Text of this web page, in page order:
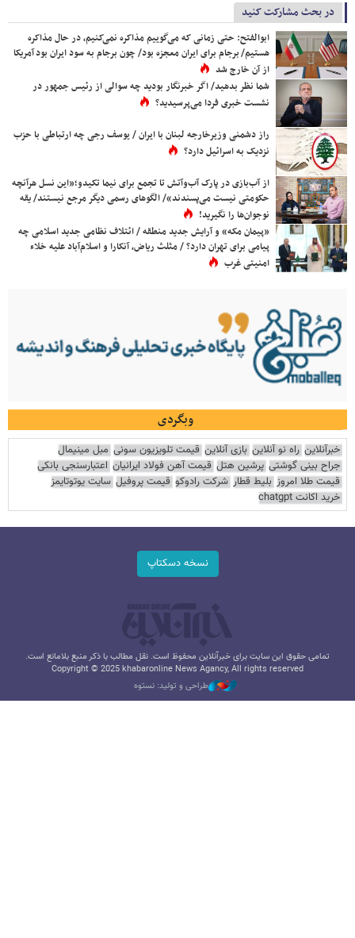
در بحث مشارکت کنید
ابوالفتح: حتی زمانی که می‌گوییم مذاکره نمی‌کنیم، در حال مذاکره
هستیم/ برجام برای ایران معجزه بود/ چون برجام به سود ایران بود آمریکا
از آن خارج شد
شما نظر بدهید/ اگر خبرنگار بودید چه سوالی از رئیس جمهور در
نشست خبری فردا می‌پرسیدید؟
راز دشمنی وزیرخارجه لبنان با ایران / یوسف رجی چه ارتباطی با حزب
نزدیک به اسرائیل دارد؟
از آب‌بازی در پارک آب‌وآتش تا تجمع برای نیما تکیدو؛«این نسل هرآنچه
حکومتی نیست می‌پسندند»/ الگوهای رسمی دیگر مرجع نیستند/ یقه
نوجوان‌ها را نگیرید!
«پیمان مکه» و آرایش جدید منطقه / ائتلاف نظامی جدید اسلامی چه
پیامی برای تهران دارد؟ / مثلث ریاض، آنکارا و اسلام‌آباد علیه خلاء
امنیتی غرب
وبگردی
خبرآنلاین راه نو آنلاین بازی آنلاین قیمت تلویزیون سونی مبل مینیمال
جراح بینی گوشتی پرشین هتل قیمت آهن فولاد ایرانیان اعتبارسنجی بانکی
قیمت طلا امروز بلیط قطار شرکت رادوکو قیمت پروفیل سایت یوتوتایمز
خرید اکانت chatgpt
نسخه دسکتاپ
تمامی حقوق این سایت برای خبرآنلاین محفوظ است. نقل مطالب با ذکر منبع بلامانع است.
Copyright © 2025 khabaronline News Agancy, All rights reserved
طراحی و تولید: نستوه